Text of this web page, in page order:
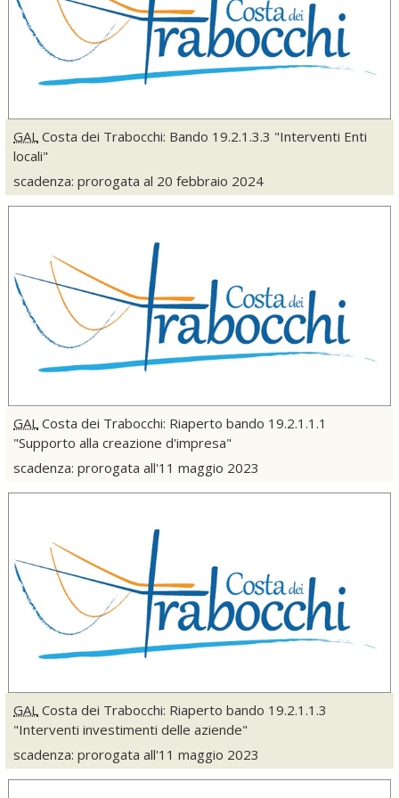
GAL Costa dei Trabocchi: Bando 19.2.1.3.3 "Interventi Enti
locali"
scadenza: prorogata al 20 febbraio 2024
GAL Costa dei Trabocchi: Riaperto bando 19.2.1.1.1
"Supporto alla creazione d'impresa"
scadenza: prorogata all'11 maggio 2023
GAL Costa dei Trabocchi: Riaperto bando 19.2.1.1.3
"Interventi investimenti delle aziende"
scadenza: prorogata all'11 maggio 2023